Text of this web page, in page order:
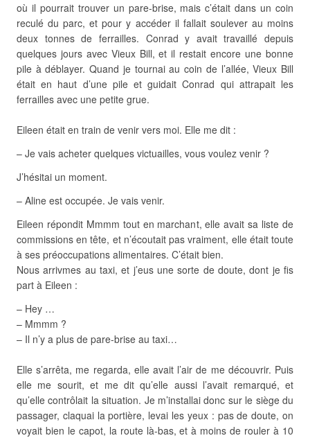
où il pourrait trouver un pare-brise, mais c’était dans un coin
reculé du parc, et pour y accéder il fallait soulever au moins
deux tonnes de ferrailles. Conrad y avait travaillé depuis
quelques jours avec Vieux Bill, et il restait encore une bonne
pile à déblayer. Quand je tournai au coin de l’allée, Vieux Bill
était en haut d’une pile et guidait Conrad qui attrapait les
ferrailles avec une petite grue.
Eileen était en train de venir vers moi. Elle me dit :
– Je vais acheter quelques victuailles, vous voulez venir ?
J’hésitai un moment.
– Aline est occupée. Je vais venir.
Eileen répondit Mmmm tout en marchant, elle avait sa liste de
commissions en tête, et n’écoutait pas vraiment, elle était toute
à ses préoccupations alimentaires. C’était bien.
Nous arrivmes au taxi, et j’eus une sorte de doute, dont je fis
part à Eileen :
– Hey …
– Mmmm ?
– Il n’y a plus de pare-brise au taxi…
Elle s’arrêta, me regarda, elle avait l’air de me découvrir. Puis
elle me sourit, et me dit qu’elle aussi l’avait remarqué, et
qu’elle contrôlait la situation. Je m’installai donc sur le siège du
passager, claquai la portière, levai les yeux : pas de doute, on
voyait bien le capot, la route là-bas, et à moins de rouler à 10